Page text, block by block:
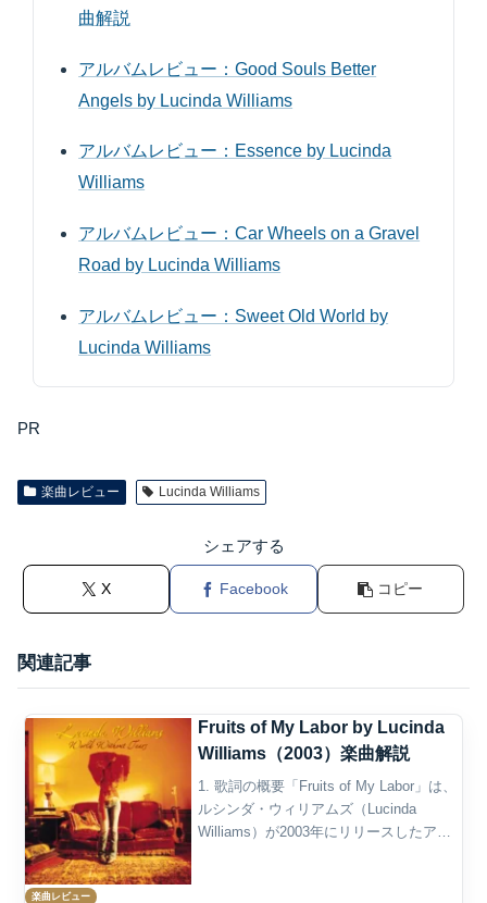
曲解説
アルバムレビュー：Good Souls Better
Angels by Lucinda Williams
アルバムレビュー：Essence by Lucinda
Williams
アルバムレビュー：Car Wheels on a Gravel
Road by Lucinda Williams
アルバムレビュー：Sweet Old World by
Lucinda Williams
PR
楽曲レビュー Lucinda Williams
シェアする
X Facebook コピー
関連記事
楽曲レビュー
Fruits of My Labor by Lucinda
Williams（2003）楽曲解説
1. 歌詞の概要「Fruits of My Labor」は、
ルシンダ・ウィリアムズ（Lucinda
Williams）が2003年にリリースしたアル